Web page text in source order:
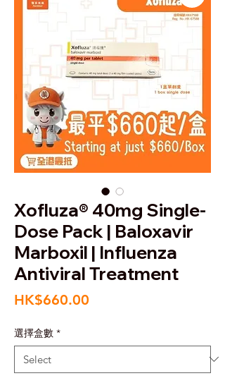
Xofluza® 40mg Single-
Dose Pack | Baloxavir
Marboxil | Influenza
Antiviral Treatment
HK$660.00
選擇盒數 *